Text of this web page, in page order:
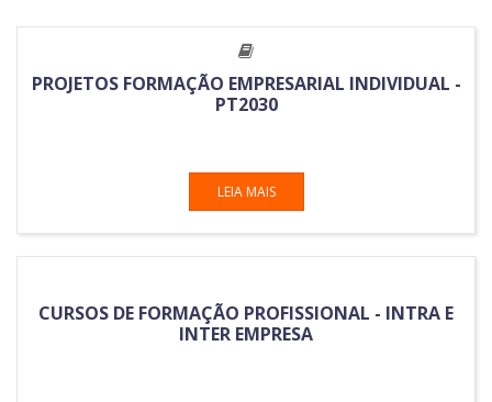
PROJETOS FORMAÇÃO EMPRESARIAL INDIVIDUAL -
PT2030
LEIA MAIS
CURSOS DE FORMAÇÃO PROFISSIONAL - INTRA E
INTER EMPRESA